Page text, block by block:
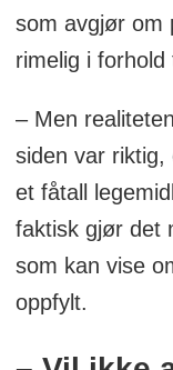
som avgjør om
rimelig i
– Men
siden var
et fåtall
faktisk gjør det
som kan vise
oppfylt.